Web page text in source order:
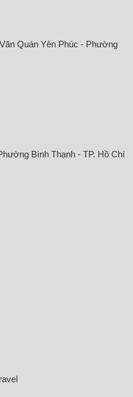
Quán Yên Phúc - Phường
Bình Thạnh - TP. Hồ Chí